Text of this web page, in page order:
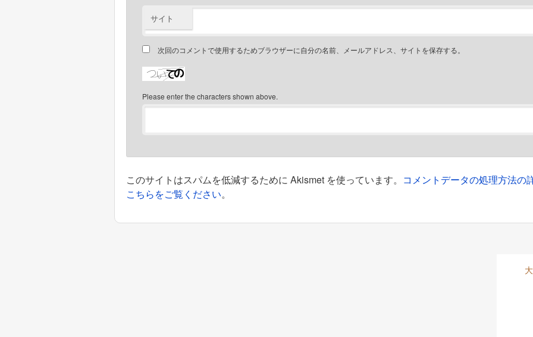
サイト
次回のコメントで使用するためブラウザーに自分の名前、メールアドレス、サイトを保存する。
Please enter the characters shown above.
このサイトはスパムを低減するために Akismet を使っています。 コメントデータの処理方法の
こちらをご覧ください。